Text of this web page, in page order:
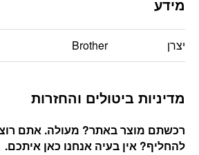
מידע
יצרן Brother
מדיניות ביטולים והחזרות
רכשתם מוצר באתר? מעולה. אתם
להחליף? אין בעיה אנחנו כאן איתכם.